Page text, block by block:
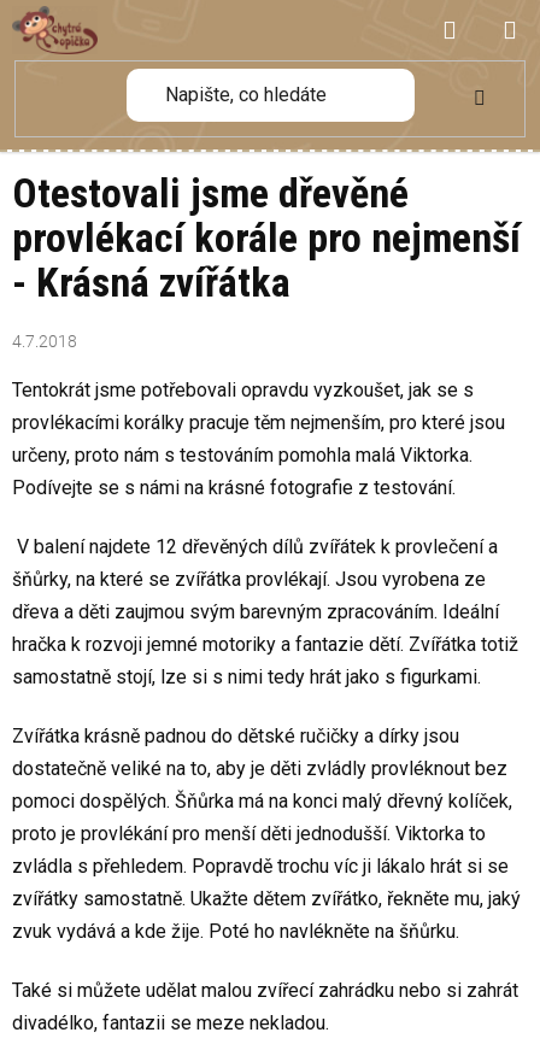
Přejít
na
obsah
KOŠÍK
Otestovali jsme dřevěné
provlékací korále pro nejmenší
- Krásná zvířátka
4.7.2018
Tentokrát jsme potřebovali opravdu vyzkoušet, jak se s
provlékacími korálky pracuje těm nejmenším, pro které jsou
určeny, proto nám s testováním pomohla malá Viktorka.
Podívejte se s námi na krásné fotografie z testování.
V balení najdete 12 dřevěných dílů zvířátek k provlečení a
šňůrky, na které se zvířátka provlékají. Jsou vyrobena ze
dřeva a děti zaujmou svým barevným zpracováním. Ideální
hračka k rozvoji jemné motoriky a fantazie dětí. Zvířátka totiž
samostatně stojí, lze si s nimi tedy hrát jako s figurkami.
Zvířátka krásně padnou do dětské ručičky a dírky jsou
dostatečně veliké na to, aby je děti zvládly provléknout bez
pomoci dospělých. Šňůrka má na konci malý dřevný kolíček,
proto je provlékání pro menší děti jednodušší. Viktorka to
zvládla s přehledem. Popravdě trochu víc ji lákalo hrát si se
zvířátky samostatně. Ukažte dětem zvířátko, řekněte mu, jaký
zvuk vydává a kde žije. Poté ho navlékněte na šňůrku.
Také si můžete udělat malou zvířecí zahrádku nebo si zahrát
divadélko, fantazii se meze nekladou.